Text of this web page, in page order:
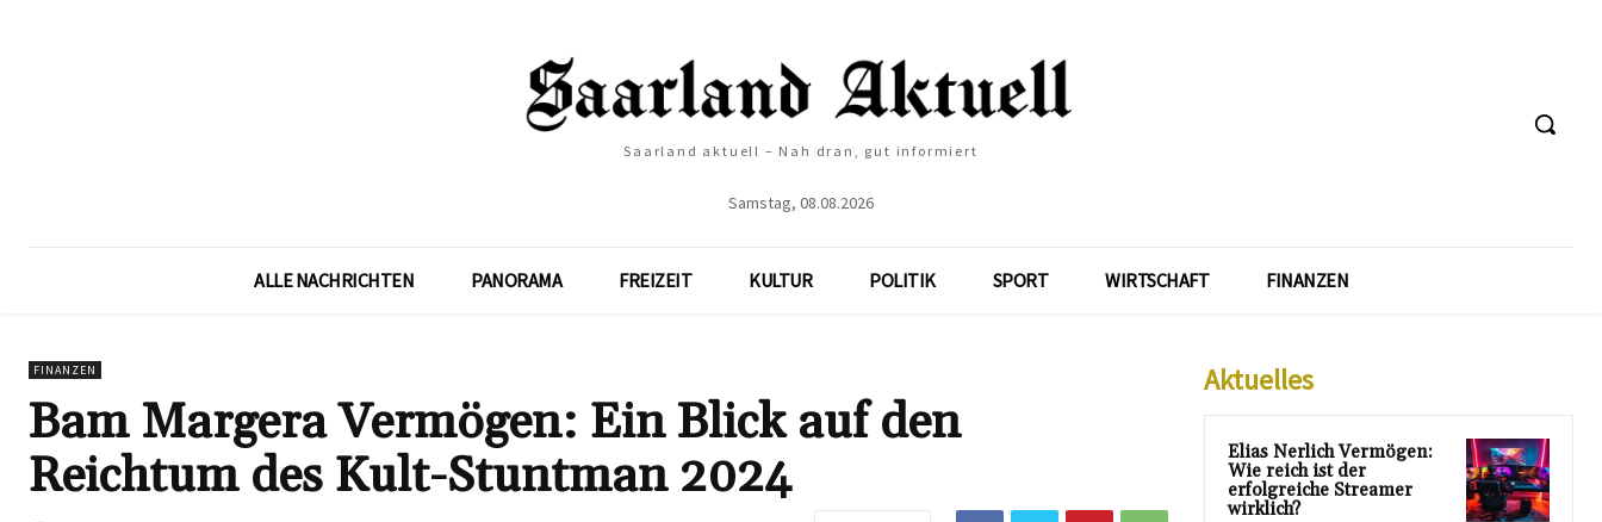
Saarland aktuell – Nah dran, gut informiert
Samstag, 08.08.2026
ALLE NACHRICHTEN PANORAMA FREIZEIT KULTUR POLITIK SPORT WIRTSCHAFT FINANZEN
FINANZEN
Bam Margera Vermögen: Ein Blick auf den
Reichtum des Kult-Stuntman 2024
Aktuelles
Elias Nerlich Vermögen:
Wie reich ist der
erfolgreiche Streamer
wirklich?